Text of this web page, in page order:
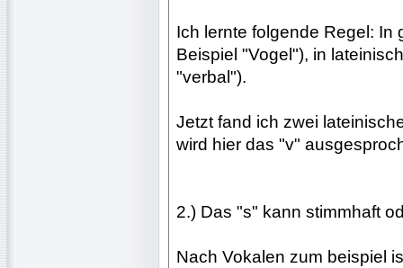
Ich lernte folgende Regel: In
Beispiel "Vogel"), in
"verbal").
Jetzt fand ich zwei
wird hier das "v"
2.) Das "s" kann stimmhaft
Nach Vokalen zum beispiel